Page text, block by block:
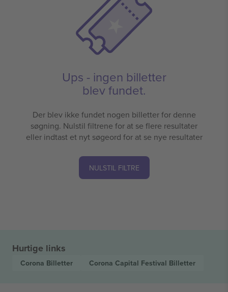
Ups - ingen billetter
blev fundet.
Der blev ikke fundet nogen billetter for denne
søgning. Nulstil filtrene for at se flere resultater
eller indtast et nyt søgeord for at se nye resultater
NULSTIL FILTRE
Hurtige links
Corona Billetter Corona Capital Festival Billetter